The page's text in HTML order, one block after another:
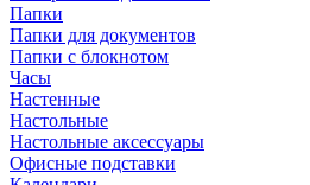
Папки
Папки для документов
Папки с блокнотом
Часы
Настенные
Настольные
Настольные аксессуары
Офисные подставки